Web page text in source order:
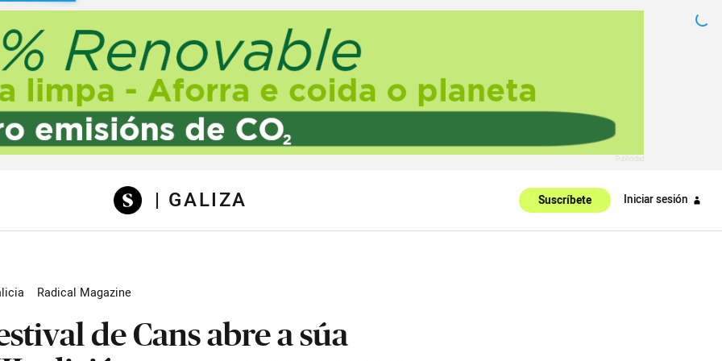
| GALIZA Suscríbete Iniciar sesión
Radical Magazine
de Cans abre a súa